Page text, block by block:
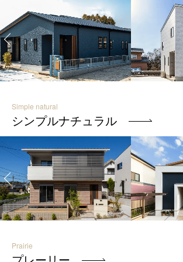
Simple natural
シンプルナチュラル
Prairie